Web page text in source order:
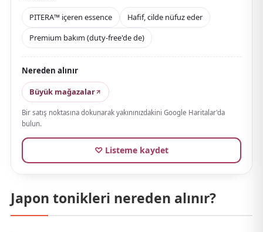
process using a special yeast strain. It contains more
than 50 types of vitamins, amino acids, and minerals
to help maintain skin's natural healthy condition.
The light texture melts gently into the skin when
pressed in. A regular at Japan's airport duty-free shops
and a department-store favorite among travelers
looking for premium skincare.
PITERA™ içeren essence
Hafif, cilde nüfuz eder
Premium bakım (duty-free'de de)
Nereden alınır
Büyük mağazalar
Bir satış noktasına dokunarak yakınınızdakini Google Haritalar'da
bulun.
♡ Listeme kaydet
Japon tonikleri nereden alınır?